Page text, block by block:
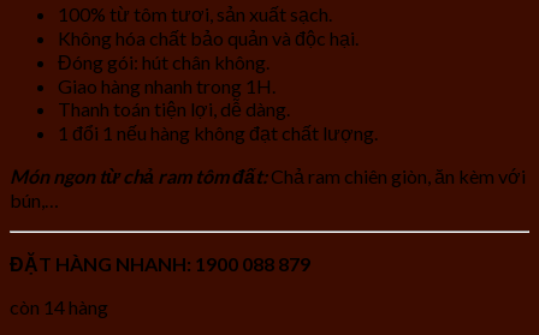
100% từ tôm tươi, sản xuất sạch.
Không hóa chất bảo quản và độc hại.
Đóng gói: hút chân không.
Giao hàng nhanh trong 1H.
Thanh toán tiện lợi, dễ dàng.
1 đổi 1 nếu hàng không đạt chất lượng.
Món ngon từ chả ram tôm đất:Chả ram chiên giòn, ăn kèm với
bún,…
ĐẶT HÀNG NHANH: 1900 088 879
còn 14 hàng